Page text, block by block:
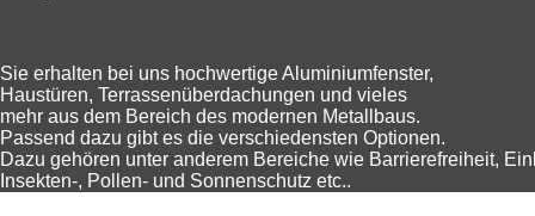
Sie erhalten bei uns hochwertige Aluminiumfenster,
Haustüren, Terrassenüberdachungen und vieles
mehr aus dem Bereich des modernen Metallbaus.
Passend dazu gibt es die verschiedensten Optionen.
Dazu gehören unter anderem Bereiche wie Barrierefreiheit,
Insekten-, Pollen- und Sonnenschutz etc..